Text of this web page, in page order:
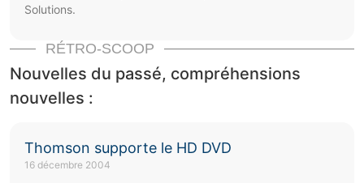
Solutions.
RÉTRO-SCOOP
Nouvelles du passé, compréhensions
nouvelles :
Thomson supporte le HD DVD
16 décembre 2004